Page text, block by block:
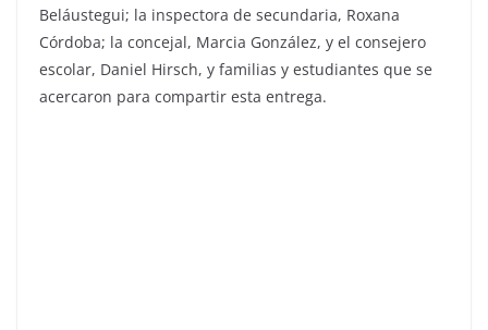
Beláustegui; la inspectora de secundaria, Roxana
Córdoba; la concejal, Marcia González, y el consejero
escolar, Daniel Hirsch, y familias y estudiantes que se
acercaron para compartir esta entrega.